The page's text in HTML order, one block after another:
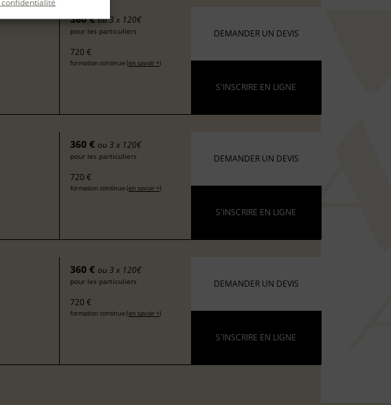
360 € ou 3 x 120€
pour les particuliers
720 €
formation continue (en savoir +)
DEMANDER UN DEVIS
S'INSCRIRE EN LIGNE
360 € ou 3 x 120€
pour les particuliers
720 €
formation continue (en savoir +)
DEMANDER UN DEVIS
S'INSCRIRE EN LIGNE
360 € ou 3 x 120€
pour les particuliers
720 €
formation continue (en savoir +)
DEMANDER UN DEVIS
S'INSCRIRE EN LIGNE